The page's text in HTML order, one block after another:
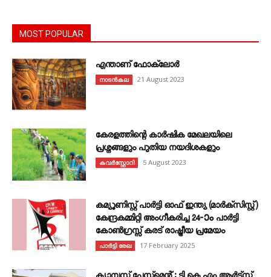
MOST POPULAR
എന്താണ്‌ ഫോക്‌ലോർ
നാടൻകല 21 August 2023
കേരളത്തിന്റെ കാർഷിക മേഖലയിലെ
പ്രശ്നങ്ങളും പുതിയ നയദിശകളും
കവര്‍സ്റ്റോറി 5 August 2023
കമ്യൂണിസ്റ്റ് പാർട്ടി ഓഫ് ഇന്ത്യ (മാർക്സിസ്റ്റ്)
കേന്ദ്രകമ്മിറ്റി അംഗീകരിച്ച 24‐ാം പാർട്ടി
കോൺഗ്രസ്സ് കരട് രാഷ്ട്രീയ പ്രമേയം
പാർട്ടി രേഖ 17 February 2025